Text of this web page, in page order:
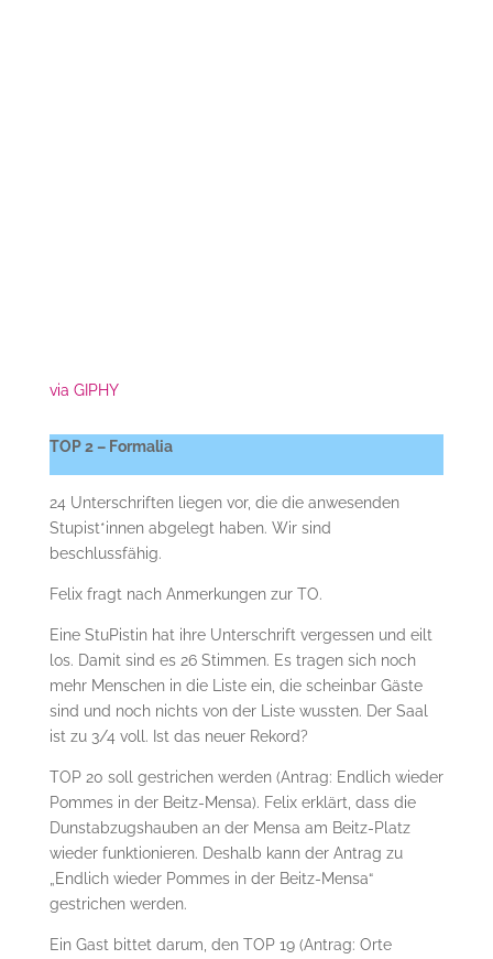
via GIPHY
TOP 2 – Formalia
24 Unterschriften liegen vor, die die anwesenden
Stupist*innen abgelegt haben. Wir sind
beschlussfähig.
Felix fragt nach Anmerkungen zur TO.
Eine StuPistin hat ihre Unterschrift vergessen und eilt
los. Damit sind es 26 Stimmen. Es tragen sich noch
mehr Menschen in die Liste ein, die scheinbar Gäste
sind und noch nichts von der Liste wussten. Der Saal
ist zu 3/4 voll. Ist das neuer Rekord?
TOP 20 soll gestrichen werden (Antrag: Endlich wieder
Pommes in der Beitz-Mensa). Felix erklärt, dass die
Dunstabzugshauben an der Mensa am Beitz-Platz
wieder funktionieren. Deshalb kann der Antrag zu
„Endlich wieder Pommes in der Beitz-Mensa“
gestrichen werden.
Ein Gast bittet darum, den TOP 19 (Antrag: Orte